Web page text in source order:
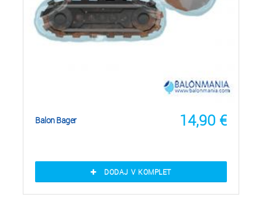
14,90 €
Balon Bager
DODAJ V KOMPLET